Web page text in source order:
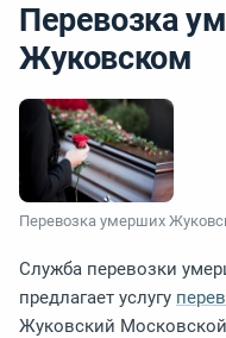
Перевозка
Жуковском
Перевозка умерших
Служба перевозки
предлагает услугу
Жуковский